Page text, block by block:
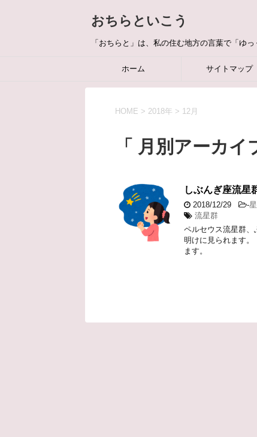
おちらといこう
「おちらと」は、私の住む地方の言葉で「ゆ
ホーム サイトマップ
HOME > 2018年 > 12月
「 月別アーカ
しぶんぎ座流星
2018/12/29 -
流星群
ペルセウス流星群
明けに見られます。
ます。